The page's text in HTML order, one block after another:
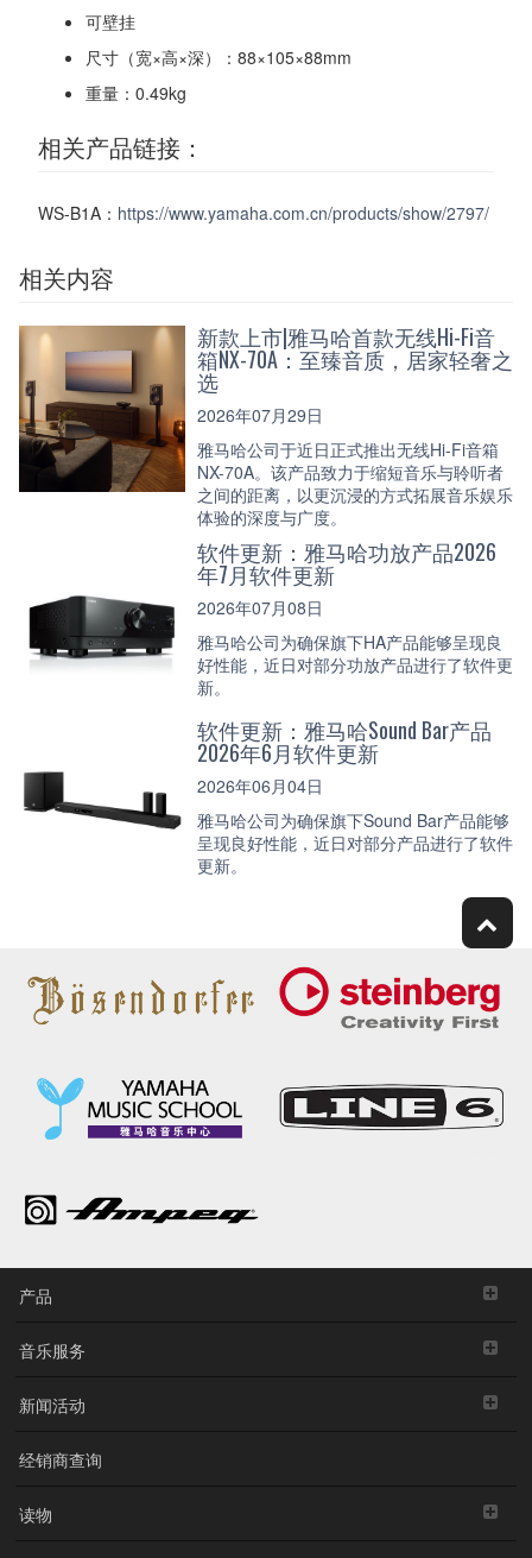
可壁挂
尺寸（宽×高×深）：88×105×88mm
重量：0.49kg
相关产品链接：
WS-B1A： https://www.yamaha.com.cn/products/show/2797/
相关内容
新款上市|雅马哈首款无线Hi-Fi音
箱NX-70A：至臻音质，居家轻奢之
选
2026年07月29日
雅马哈公司于近日正式推出无线Hi-Fi音箱
NX-70A。该产品致力于缩短音乐与聆听者
之间的距离，以更沉浸的方式拓展音乐娱乐
体验的深度与广度。
软件更新：雅马哈功放产品2026
年7月软件更新
2026年07月08日
雅马哈公司为确保旗下HA产品能够呈现良
好性能，近日对部分功放产品进行了软件更
新。
软件更新：雅马哈Sound Bar产品
2026年6月软件更新
2026年06月04日
雅马哈公司为确保旗下Sound Bar产品能够
呈现良好性能，近日对部分产品进行了软件
更新。
产品
音乐服务
新闻活动
经销商查询
读物